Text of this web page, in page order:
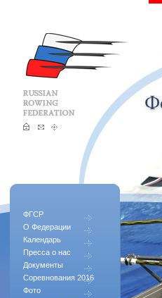
ФГСР
О Федерации
Календарь
Пресса о нас
Документы
Соревнования 2016
Фото